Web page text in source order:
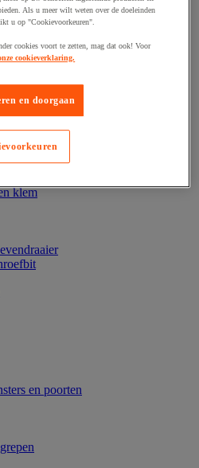
kist
klem
en poorten
Als u meer wilt weten over de doeleinden
u op "Cookievoorkeuren".
cookies voort te zetten, mag dat ook! Voor
cookieverklaring.
en doorgaan